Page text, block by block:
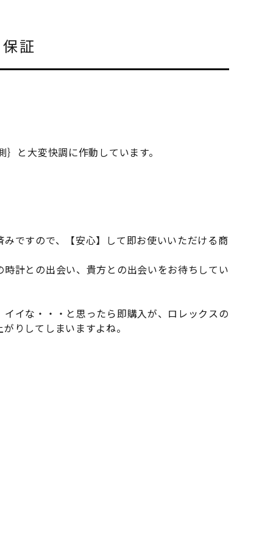
証
と大変快調に作動しています。
みですので、【安心】して即お使いいただける商
時計との出会い、貴方との出会いをお待ちしてい
イな・・・と思ったら即購入が、ロレックスの
りしてしまいますよね。